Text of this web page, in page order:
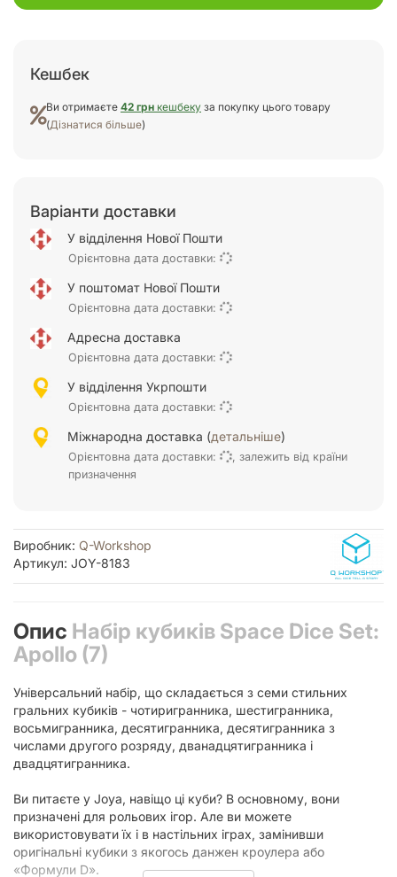
Кешбек
Ви отримаєте 42 грн кешбеку за покупку цього товару
(Дізнатися більше)
Варіанти доставки
У відділення Нової Пошти
Орієнтовна дата доставки:
У поштомат Нової Пошти
Орієнтовна дата доставки:
Адресна доставка
Орієнтовна дата доставки:
У відділення Укрпошти
Орієнтовна дата доставки:
Міжнародна доставка (детальніше)
Орієнтовна дата доставки:
, залежить від країни
призначення
Виробник: Q-Workshop
Артикул: JOY-8183
Опис Набір кубиків Space Dice Set:
Apollo (7)
Універсальний набір, що складається з семи стильних
гральних кубиків - чотиригранника, шестигранника,
восьмигранника, десятигранника, десятигранника з
числами другого розряду, дванадцятигранника і
двадцятигранника.
Ви питаєте у Joyа, навіщо ці куби? В основному, вони
призначені для рольових ігор. Але ви можете
використовувати їх і в настільних іграх, замінивши
оригінальні кубики з якогось данжен кроулера або
«Формули D».